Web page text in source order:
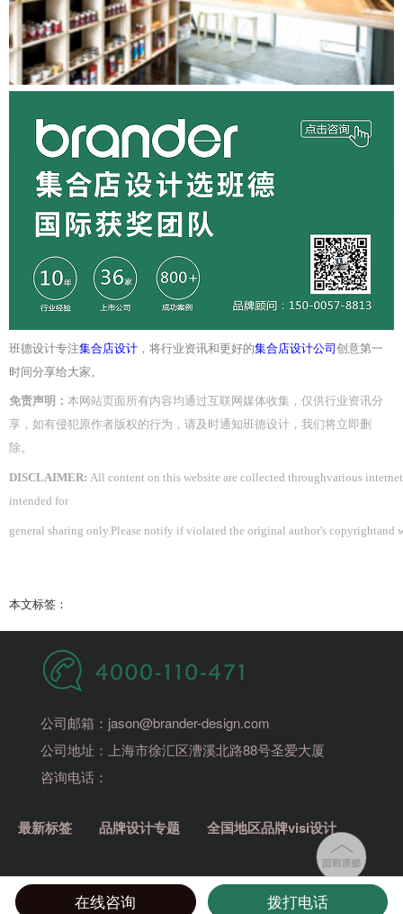
班德设计专注集合店设计 ，将行业资讯和更好的集合店设计公司 创意第一
时间分享给大家。
免责声明： 本网站页面所有内容均通过互联网媒体收集，仅供行业资讯分
享，如有侵犯原作者版权的行为，请及时通知班德设计 ，我们将立即删
除。
DISCLAIMER: All content on this website are collected throughvarious
intended for
general sharing only.Please notify if violated the original author's copyrightand
本文标签：
公司邮箱：jason@brander-design.com
公司地址：上海市徐汇区漕溪北路88号圣爱大厦
咨询电话：
最新标签 品牌设计专题 全国地区品牌visi设计
Copyright © 2014-2025班德 版权所有
在线咨询 拨打电话